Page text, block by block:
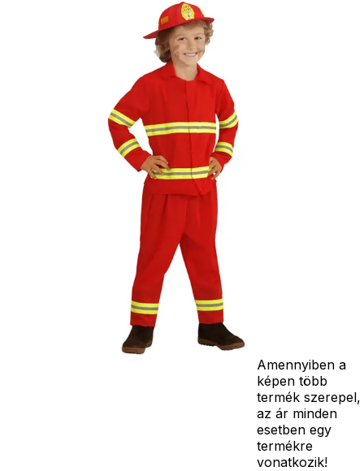
Egyéb
Amennyiben a
képen több
termék szerepel,
az ár minden
esetben egy
termékre
vonatkozik!